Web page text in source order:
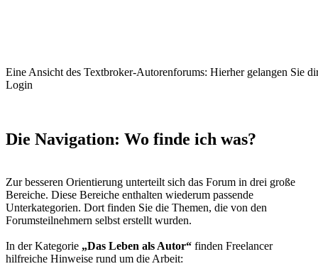
Eine Ansicht des Textbroker-Autorenforums: Hierher gelangen Sie
Login
Die Navigation: Wo finde ich was?
Zur besseren Orientierung unterteilt sich das Forum in drei große
Bereiche. Diese Bereiche enthalten wiederum passende
Unterkategorien. Dort finden Sie die Themen, die von den
Forumsteilnehmern selbst erstellt wurden.
In der Kategorie „Das Leben als Autor“ finden Freelancer
hilfreiche Hinweise rund um die Arbeit: